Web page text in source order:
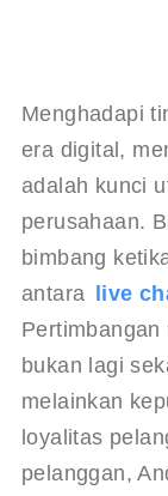
Menghadapi
era digital,
adalah kunci
perusahaan.
bimbang
antara
live
Pertimbangan
bukan lagi
melainkan
loyalitas
pelanggan,